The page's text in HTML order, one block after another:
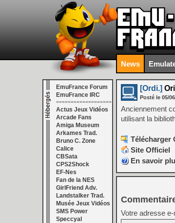
News
EmuFrance Forum
EmuFrance IRC
===================
Actus Jeux Vidéos
Arcade Fans
Amiga Museum
Arkames Trad.
Bruno C. Zone
Calice
CBSata
CPS2Shock
EF-Nes
Fan de la NES
GirlFriend Adv.
Landstalker Trad.
Musée Jeux Vidéos
SMS Power
Speccyal
[Ordi.]
Posté le 05/
Anciennement
utilisant la
Télécharger
Site Officiel
En savoir
Votre adresse